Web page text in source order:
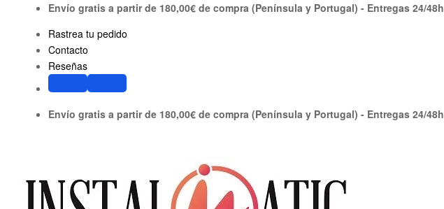
contenido
Envío gratis a partir de 180,00€ de compra (Península y Portugal) - Entregas 24/48h
Rastrea tu pedido
Contacto
Reseñas
Envío gratis a partir de 180,00€ de compra (Península y Portugal) - Entregas 24/48h